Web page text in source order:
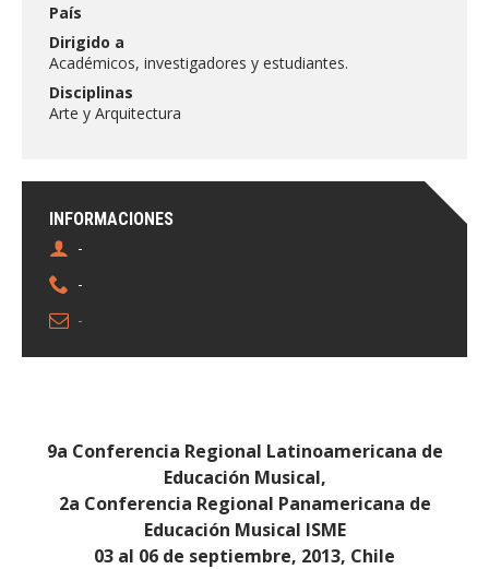
INFORMACIONES
-
-
-
País
Dirigido a
Académicos, investigadores y estudiantes.
Disciplinas
Arte y Arquitectura
9a Conferencia Regional Latinoamericana de
Educación Musical,
2a Conferencia Regional Panamericana de
Educación Musical ISME
03 al 06 de septiembre, 2013, Chile